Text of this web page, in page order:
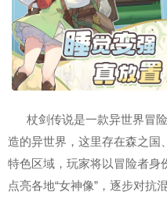
杖剑传说是一款异世界冒
造的异世界，这里存在森之国
特色区域，玩家将以冒险者身
点亮各地“女神像”，逐步对抗